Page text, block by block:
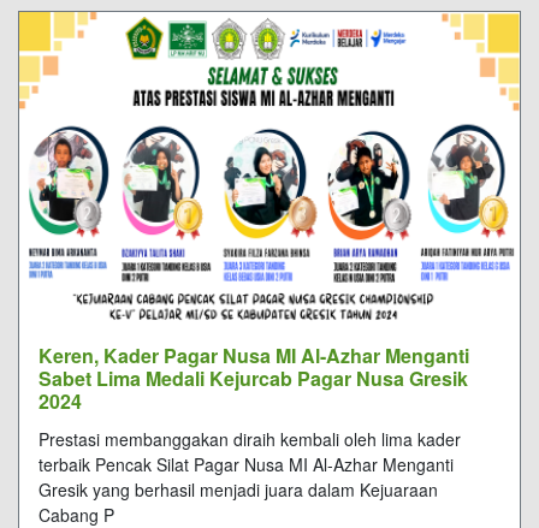
Keren, Kader Pagar Nusa MI Al-Azhar Menganti
Sabet Lima Medali Kejurcab Pagar Nusa Gresik
2024
Prestasi membanggakan diraih kembali oleh lima kader
terbaik Pencak Silat Pagar Nusa MI Al-Azhar Menganti
Gresik yang berhasil menjadi juara dalam Kejuaraan
Cabang P